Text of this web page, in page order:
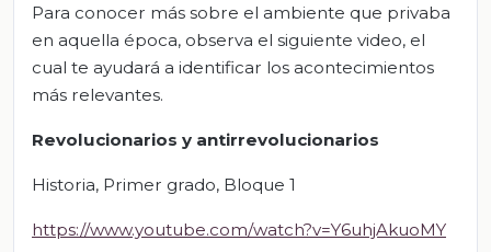
Para conocer más sobre el ambiente que privaba
en aquella época, observa el siguiente video, el
cual te ayudará a identificar los acontecimientos
más relevantes.
Revolucionarios y antirrevolucionarios
Historia, Primer grado, Bloque 1
https://www.youtube.com/watch?v=Y6uhjAkuoMY